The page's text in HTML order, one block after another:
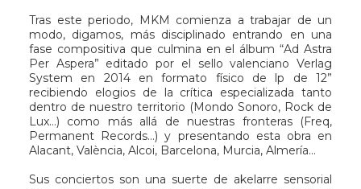
Tras este periodo, MKM comienza a trabajar de un
modo, digamos, más disciplinado entrando en una
fase compositiva que culmina en el álbum “Ad Astra
Per Aspera” editado por el sello valenciano Verlag
System en 2014 en formato físico de lp de 12”
recibiendo elogios de la crítica especializada tanto
dentro de nuestro territorio (Mondo Sonoro, Rock de
Lux…) como más allá de nuestras fronteras (Freq,
Permanent Records…) y presentando esta obra en
Alacant, València, Alcoi, Barcelona, Murcia, Almería…
Sus conciertos son una suerte de akelarre sensorial